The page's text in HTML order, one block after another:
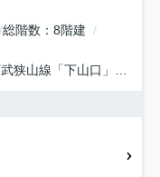
総階数
8階建
狭山線 「下山口 」駅 徒歩32分